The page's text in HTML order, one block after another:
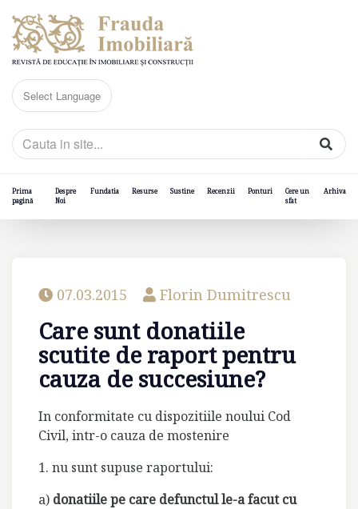
Prima
pagină
Despre
Noi
Fundatia Resurse Sustine Recenzii Ponturi
Cere un
sfat
Arhiva
07.03.2015 Florin Dumitrescu
Care sunt donatiile
scutite de raport pentru
cauza de succesiune?
In conformitate cu dispozitiile noului Cod
Civil, intr-o cauza de mostenire
1. nu sunt supuse raportului:
a) donatiile pe care defunctul le-a facut cu